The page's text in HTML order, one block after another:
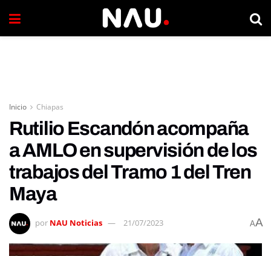
Inicio Chiapas
Rutilio Escandón acompaña
a AMLO en supervisión de los
trabajos del Tramo 1 del Tren
Maya
por NAU Noticias 21/07/2023 AA